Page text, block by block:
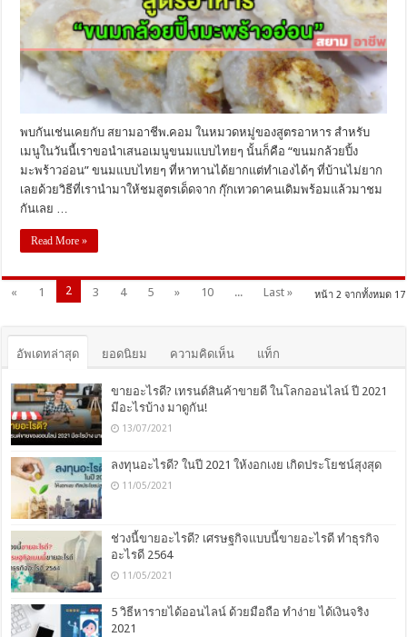
พบกันเช่นเคยกับ สยามอาชีพ.คอม ในหมวดหมู่ของสูตรอาหาร สำหรับ
เมนูในวันนี้เราขอนำเสนอเมนูขนมแบบไทยๆ นั้นก็คือ “ขนมกล้วยปิ้ง
มะพร้าวอ่อน” ขนมแบบไทยๆ ที่หาทานได้ยากแต่ทำเองได้ๆ ที่บ้านไม่ยาก
เลยด้วยวิธีที่เรานำมาให้ชมสูตรเด็ดจาก กุ๊กเทวดาคนเดิมพร้อมแล้วมาชม
กันเลย …
Read More »
หน้า 2 จากทั้งหมด 17
« 1 2 3 4 5 » 10 ... Last »
อัพเดทล่าสุด ยอดนิยม ความคิดเห็น แท็ก
ขายอะไรดี? เทรนด์สินค้าขายดี ในโลกออนไลน์ ปี 2021
มีอะไรบ้าง มาดูกัน!
13/07/2021
ลงทุนอะไรดี? ในปี 2021 ให้งอกเงย เกิดประโยชน์สุงสุด
11/05/2021
ช่วงนี้ขายอะไรดี? เศรษฐกิจแบบนี้ขายอะไรดี ทำธุรกิจ
อะไรดี 2564
11/05/2021
5 วิธีหารายได้ออนไลน์ ด้วยมือถือ ทำง่าย ได้เงินจริง
2021